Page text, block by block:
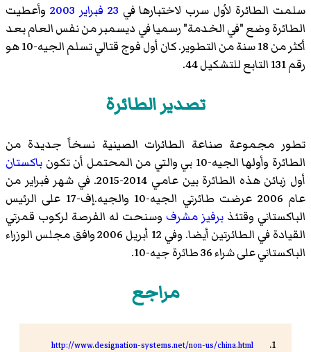
سلمت الطائرة لأول سرب لاختبارها في 23 فبراير 2003 وأعطيت
الطائرة وضع "في الخدمة" رسميا في ديسمبر من نفس العام بعد
أكثر من 18 سنة من التطوير. كان أول فوج قتالي تسلم الجيه-10 هو
رقم 131 التابع للتشكيل 44.
تصدير الطائرة
تطور مجموعة صناعة الطائرات الصينية نسخاً جديدة من
الطائرة وأولها الجيه-10 بي والتي من المحتمل أن تكون
باكستان
أول زبائن هذه الطائرة بين عامي 2014-2015. في شهر فبراير من
عام 2006 عرضت طائرتي الجيه-10
والجيه.إف-17
على الرئيس
الباكستاني وقتئذ برفيز مشرف وسنحت له الفرصة لركوب قمرتي
القيادة في الطائرتين أيضا. وفي 12 أبريل 2006 وافق مجلس الوزراء
الباكستاني على شراء 36 طائرة جيه-10.
مراجع
http://www.designation-systems.net/non-us/china.html